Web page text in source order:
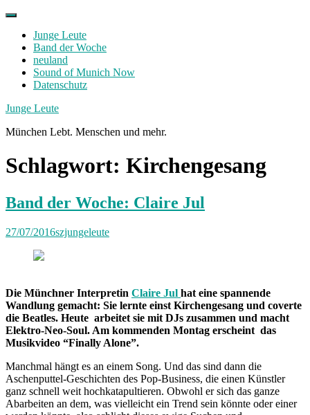
Skip
contentJunge Leute
Band der Woche
neuland
Sound of Munich Now
Datenschutz
Facebook
Twitter
Instagram
Junge Leute
München Lebt. Menschen und mehr.
Schlagwort: Kirchengesang
Band der Woche: Claire Jul
27/07/2016szjungeleute
Die Münchner Interpretin Claire Jul hat eine spannende
Wandlung gemacht: Sie lernte einst Kirchengesang und coverte
die Beatles. Heute arbeitet sie mit DJs zusammen und macht
Elektro-Neo-Soul. Am kommenden Montag erscheint das
Musikvideo “Finally Alone”.
Manchmal hängt es an einem Song. Und das sind dann die
Aschenputtel-Geschichten des Pop-Business, die einen Künstler
ganz schnell weit hochkatapultieren. Obwohl er sich das ganze
Abarbeiten an dem, was vielleicht ein Trend sein könnte oder einer